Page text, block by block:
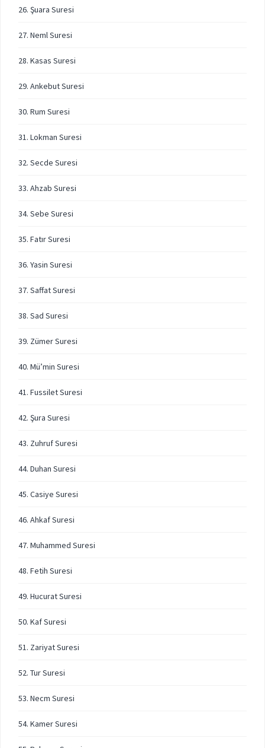
26. Şuara Suresi
27. Neml Suresi
28. Kasas Suresi
29. Ankebut Suresi
30. Rum Suresi
31. Lokman Suresi
32. Secde Suresi
33. Ahzab Suresi
34. Sebe Suresi
35. Fatır Suresi
36. Yasin Suresi
37. Saffat Suresi
38. Sad Suresi
39. Zümer Suresi
40. Mü’min Suresi
41. Fussilet Suresi
42. Şura Suresi
43. Zuhruf Suresi
44. Duhan Suresi
45. Casiye Suresi
46. Ahkaf Suresi
47. Muhammed Suresi
48. Fetih Suresi
49. Hucurat Suresi
50. Kaf Suresi
51. Zariyat Suresi
52. Tur Suresi
53. Necm Suresi
54. Kamer Suresi